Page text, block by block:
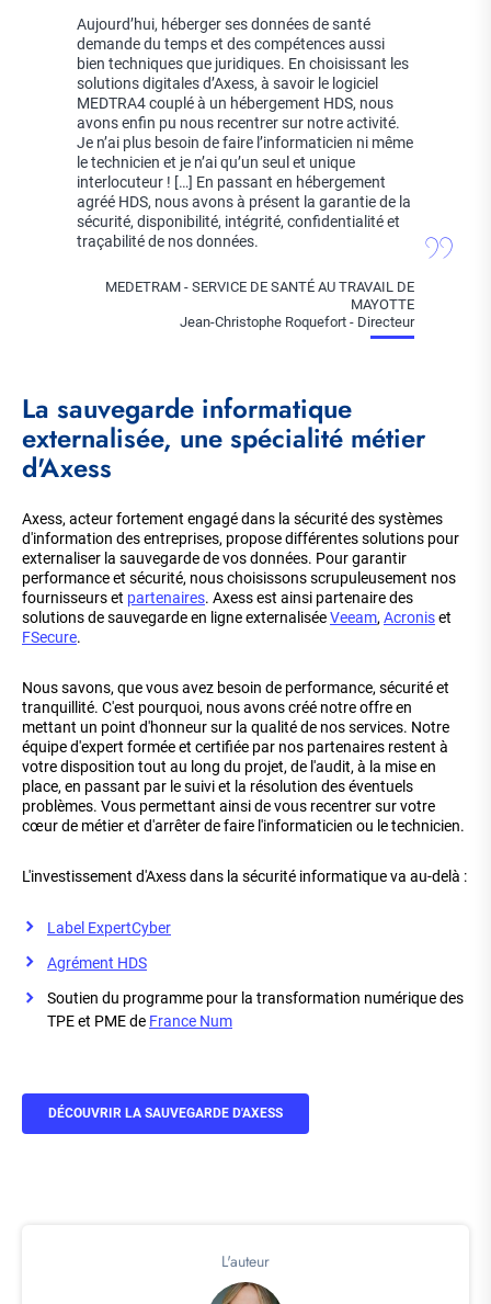
L'auteur
Aujourd’hui, héberger ses données de santé
demande du temps et des compétences aussi
bien techniques que juridiques. En choisissant les
solutions digitales d’Axess, à savoir le logiciel
MEDTRA4couplé à un hébergement HDS, nous
avons enfin pu nous recentrer sur notre activité.
Je n’ai plus besoin de faire l’informaticien ni même
le technicien et je n’ai qu’un seul et unique
interlocuteur ! […] En passant en hébergement
agréé HDS, nous avons à présent la garantie de la
sécurité, disponibilité, intégrité, confidentialité et
traçabilité de nos données.
MEDETRAM - SERVICE DE SANTÉ AU TRAVAIL DE
MAYOTTE
Jean-Christophe Roquefort - Directeur
La sauvegarde informatique
externalisée, une spécialité métier
d'Axess
Axess, acteur fortement engagé dans la sécurité des systèmes
d'information des entreprises, propose différentes solutions pour
externaliser la sauvegarde de vos données. Pour garantir
performance et sécurité, nous choisissons scrupuleusement nos
fournisseurs et partenaires. Axess est ainsi partenaire des
solutions de sauvegarde en ligne externaliséeVeeam, Acroniset
FSecure.
Nous savons, que vous avez besoin de performance, sécurité et
tranquillité. C'est pourquoi, nous avons créé notre offre en
mettant un point d'honneur sur la qualité de nos services. Notre
équipe d'expert formée et certifiée par nos partenaires restent à
votre disposition tout au long du projet, de l'audit, à la mise en
place, en passant par le suivi et la résolution des éventuels
problèmes. Vous permettant ainsi de vous recentrer sur votre
cœur de métier et d'arrêter de faire l'informaticien ou le technicien.
L'investissement d'Axess dans la sécurité informatique va au-delà :
Label ExpertCyber
Agrément HDS
Soutien du programme pour la transformation numérique des
TPE et PME de France Num
DÉCOUVRIR LA SAUVEGARDE D'AXESS